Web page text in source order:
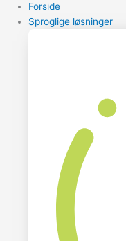
Forside
Sproglige løsninger